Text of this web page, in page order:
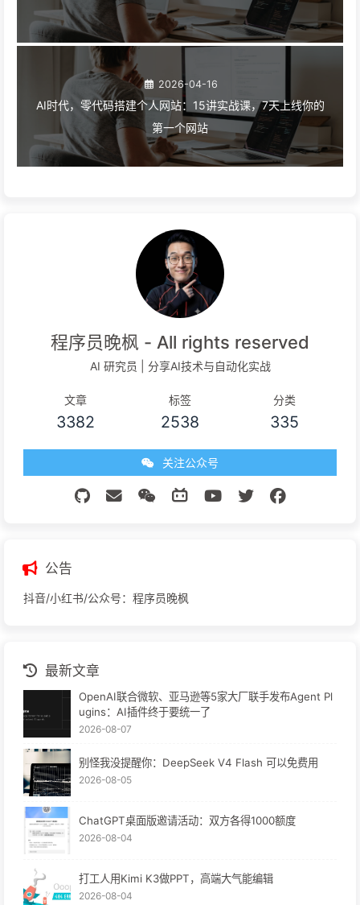
2026-04-16
AI时代，零代码搭建个人网站：15讲实战课，7天上线你的
第一个网站
程序员晚枫 - All rights reserved
AI 研究员 | 分享AI技术与自动化实战
文章
3382
标签
2538
分类
335
关注公众号
公告
抖音/小红书/公众号：程序员晚枫
最新文章
OpenAI联合微软、亚马逊等5家大厂联手发布Agent Pl
ugins：AI插件终于要统一了
2026-08-07
别怪我没提醒你：DeepSeek V4 Flash 可以免费用
2026-08-05
ChatGPT桌面版邀请活动：双方各得1000额度
2026-08-04
打工人用Kimi K3做PPT，高端大气能编辑
2026-08-04